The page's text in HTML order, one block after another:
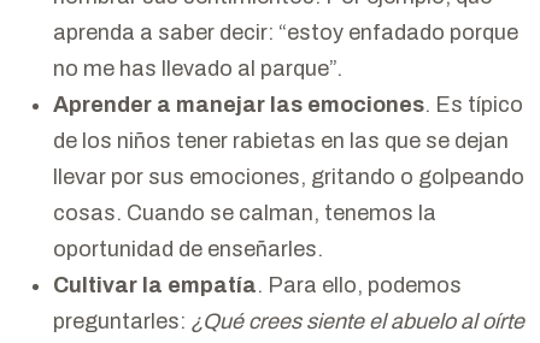
aprenda a saber decir: “estoy enfadado porque
no me has llevado al parque”.
Aprender a manejar las emociones. Es típico
de los niños tener rabietas en las que se dejan
llevar por sus emociones, gritando o golpeando
cosas. Cuando se calman, tenemos la
oportunidad de enseñarles.
Cultivar la empatía. Para ello, podemos
preguntarles: ¿Qué crees siente el abuelo al oírte